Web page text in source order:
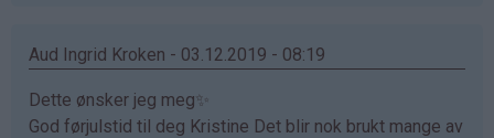
Aud Ingrid Kroken - 03.12.2019 - 08:19
Dette ønsker jeg meg✨
God førjulstid til deg Kristine Det blir nok brukt mange av